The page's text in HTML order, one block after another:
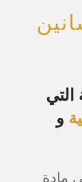
التي
و
مادة